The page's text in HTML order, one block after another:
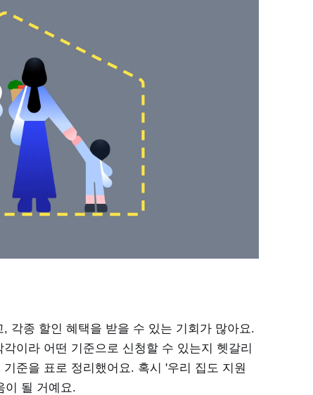
각종 할인 혜택을 받을 수 있는 기회가 많아요.
이라 어떤 기준으로 신청할 수 있는지 헷갈리
준을 표로 정리했어요. 혹시 '우리 집도 지원
이 될 거예요.